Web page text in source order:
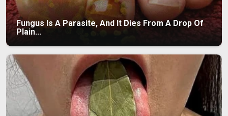
Fungus Is A Parasite, And It Dies From A Drop Of
Plain...